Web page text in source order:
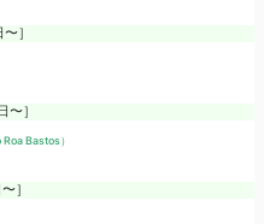
］
］
Roa Bastos）
］